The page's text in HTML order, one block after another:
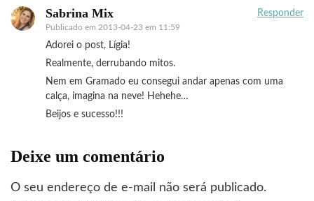
Sabrina Mix
Publicado em 2013-04-23 em 11:59
Responder
Adorei o post, Lígia!
Realmente, derrubando mitos.
Nem em Gramado eu consegui andar apenas com uma
calça, imagina na neve! Hehehe…
Beijos e sucesso!!!
Deixe um comentário
O seu endereço de e-mail não será publicado.